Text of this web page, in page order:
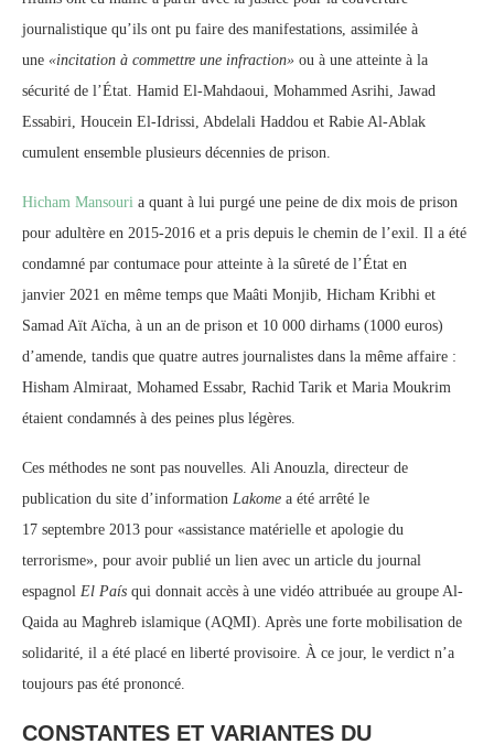
journalistique qu’ils ont pu faire des manifestations, assimilée à
une «incitation à commettre une infraction» ou à une atteinte à la
sécurité de l’État. Hamid El-Mahdaoui, Mohammed Asrihi, Jawad
Essabiri, Houcein El-Idrissi, Abdelali Haddou et Rabie Al-Ablak
cumulent ensemble plusieurs décennies de prison.
Hicham Mansouri a quant à lui purgé une peine de dix mois de prison
pour adultère en 2015-2016 et a pris depuis le chemin de l’exil. Il a été
condamné par contumace pour atteinte à la sûreté de l’État en
janvier 2021 en même temps que Maâti Monjib, Hicham Kribhi et
Samad Aït Aïcha, à un an de prison et 10 000 dirhams (1000 euros)
d’amende, tandis que quatre autres journalistes dans la même affaire :
Hisham Almiraat, Mohamed Essabr, Rachid Tarik et Maria Moukrim
étaient condamnés à des peines plus légères.
Ces méthodes ne sont pas nouvelles. Ali Anouzla, directeur de
publication du site d’information Lakome a été arrêté le
17 septembre 2013 pour «assistance matérielle et apologie du
terrorisme», pour avoir publié un lien avec un article du journal
espagnol El País qui donnait accès à une vidéo attribuée au groupe Al-
Qaida au Maghreb islamique (AQMI). Après une forte mobilisation de
solidarité, il a été placé en liberté provisoire. À ce jour, le verdict n’a
toujours pas été prononcé.
CONSTANTES ET VARIANTES DU